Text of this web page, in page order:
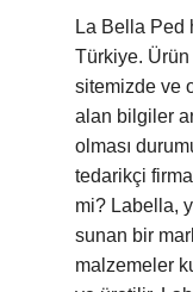
La Bella Ped
Türkiye.
sitemizde ve
alan bilgiler
olması
tedarikçi
mi? Labella,
sunan bir
malzemeler